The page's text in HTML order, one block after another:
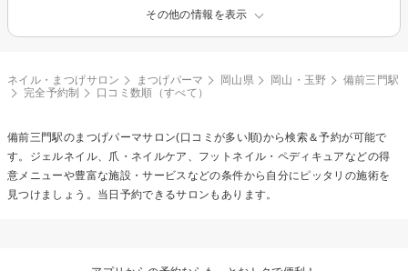
その他の情報を表示
ネイル・まつげサロン まつげパーマ 岡山県 岡山・玉野
備前三門駅
完全予約制
口コミ数順（すべて）
備前三門駅のまつげパーマサロン(口コミが多い順)から検索＆予約が可能で
す。ジェルネイル、爪・ネイルケア、フットネイル・ペディキュアなどの得
意メニューや豊富な施設・サービスなどの条件から自分にピッタリの施術を
見つけましょう。当日予約できるサロンもあります。